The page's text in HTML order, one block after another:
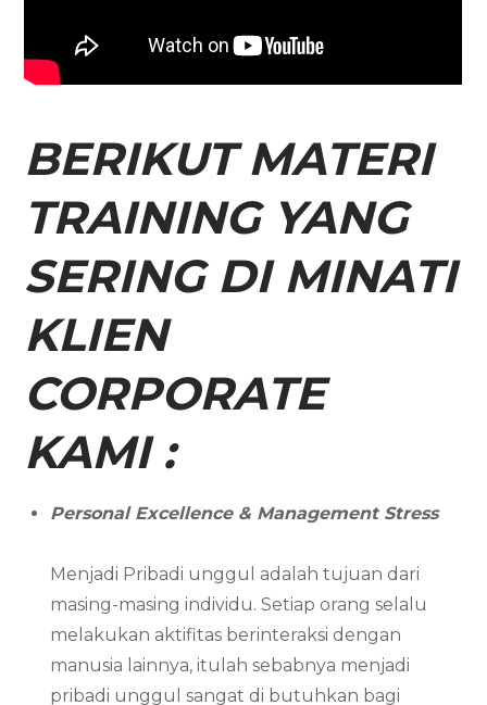
BERIKUT MATERI
TRAINING YANG
SERING DI MINATI
KLIEN
CORPORATE
KAMI :
Personal Excellence & Management Stress
Menjadi Pribadi unggul adalah tujuan dari
masing-masing individu. Setiap orang selalu
melakukan aktifitas berinteraksi dengan
manusia lainnya, itulah sebabnya menjadi
pribadi unggul sangat di butuhkan bagi